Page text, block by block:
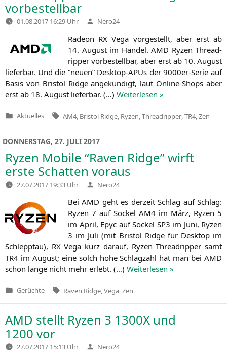
vorbestellbar
01.08.2017 16:29 Uhr Verfasst
von
Nero24
Rade­on RX Vega vor­ge­stellt, aber erst ab
14. August im Han­del. AMD Ryzen Thre­ad­
rip­per vor­be­stell­bar, aber erst ab 10. August
lie­fer­bar. Und die “neu­en” Desk­top-APUs der 9000er-Serie auf
Basis von Bris­tol Ridge ange­kün­digt, laut Online-Shops aber
erst ab 18. August lie­fer­bar. (…) Wei­ter­le­sen »
Veröffentlicht
Aktuelles Tags:
AM4 Bristol Ridge Ryzen Threadripper TR4 Zen
DONNERSTAG, 27. JULI 2017
Ryzen Mobile “Raven Ridge” wirft
erste Schatten voraus
27.07.2017 19:33 Uhr Verfasst
von
Nero24
BeiAMD geht es der­zeit Schlag auf Schlag:
Ryzen 7 auf Sockel AM4 im März, Ryzen 5
im April, Epyc auf Sockel SP3 im Juni, Ryzen
3 im Juli (mit Bris­tol Ridge für Desk­top im
Schlepp­tau), RXVega kurz dar­auf, Ryzen Thre­ad­rip­per samt
TR4 im August; eine solch hohe Schlag­zahl hat man bei AMD
schon lan­ge nicht mehr erlebt. (…) Wei­ter­le­sen »
Veröffentlicht
Gerüchte Tags:
Raven Ridge Vega Zen
AMD stellt Ryzen 3 1300X und
1200 vor
27.07.2017 15:13 Uhr Verfasst
von
Nero24